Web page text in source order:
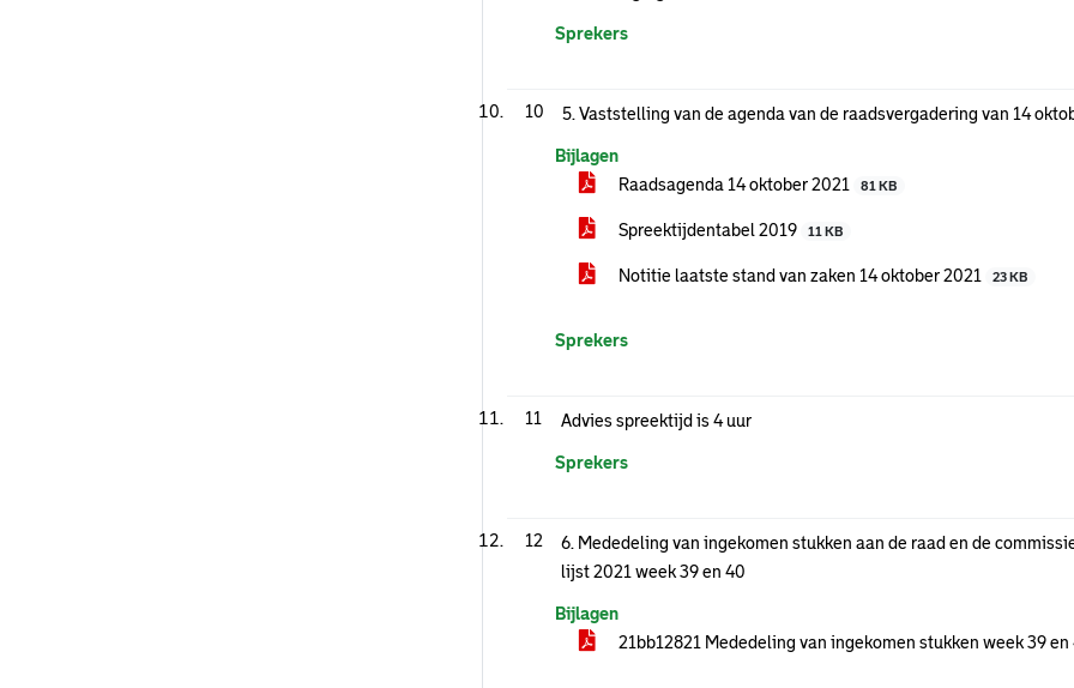
Sprekers
10 5. Vaststelling van de agenda van de raadsvergadering van 14
Bijlagen
Raadsagenda 14 oktober 2021
81 KB
Spreektijdentabel 2019 11 KB
Notitie laatste stand van zaken 14 oktober 2021 23 KB
Sprekers
11 Advies spreektijd is 4 uur
Sprekers
12
6. Mededeling van ingekomen stukken aan de raad en de
lijst 2021 week 39 en 40
Bijlagen
21bb12821 Mededeling van ingekomen stukken week 39